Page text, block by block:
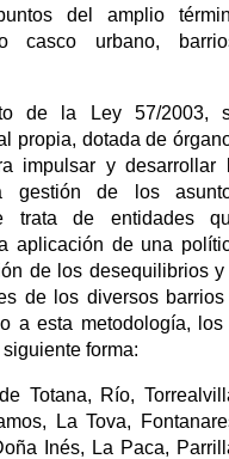
del amplio
casco urbano,
de la Ley 57/2003,
propia, dotada de
impulsar y desarrollar
gestión de los
trata de entidades
aplicación de una
de los desequilibrios y
de los diversos
a esta metodología, los
forma:
Totana, Río,
La Tova,
Inés, La Paca,